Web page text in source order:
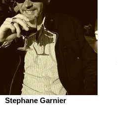
Stephane Garnier